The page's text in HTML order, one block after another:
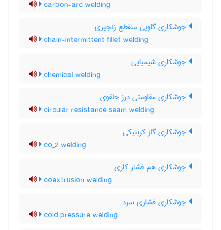
carbon-arc welding
جوشکاری گلویی منقطع زنجیری
chain-intermittent fillet welding
جوشکاری شیمیایی
chemical welding
جوشکاری مقاومتی درز حلقوی
circular resistance seam welding
جوشکاری گاز کربنیکی
co_2 welding
جوشکاری هم فشار کاری
coextrusion welding
جوشکاری فشاری سرد
cold pressure welding